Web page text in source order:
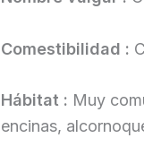
Comestibilidad :
Hábitat : Muy
encinas,